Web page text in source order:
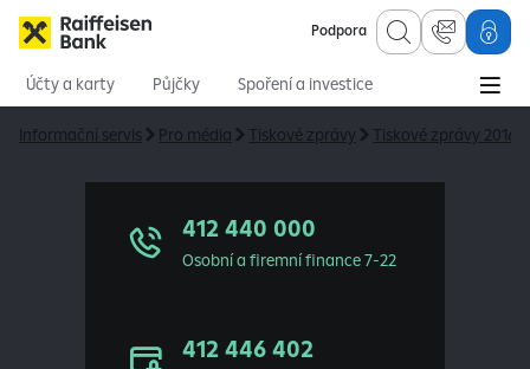
Podpora
Účty a karty Půjčky
Spoření a investice
Informační servis
Pro média Tiskové zprávy Tiskové zprávy 2016
412 440 000
Osobní a firemní finance 7-22
412 446 402